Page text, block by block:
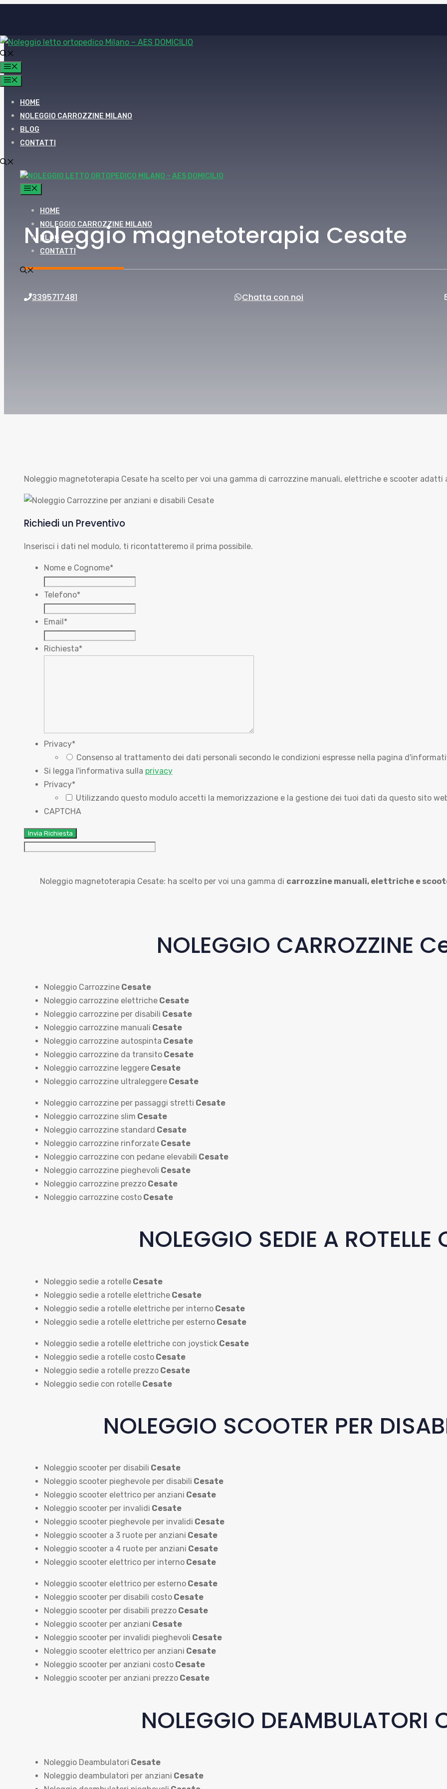
contenuto
HOME
NOLEGGIO CARROZZINE MILANO
BLOG
CONTATTI
HOME
NOLEGGIO CARROZZINE MILANO
BLOG
CONTATTI
Noleggio magnetoterapia Cesate
3395717481 Chatta con noi
Noleggio magnetoterapia Cesate ha scelto per voi una gamma di carrozzine manuali, elettriche e scooter adatti
Richiedi un Preventivo
Inserisci i dati nel modulo, ti ricontatteremo il prima possibile.
Nome e Cognome*
Telefono*
Email *
Richiesta*
Privacy*
Consenso al trattamento dei dati personali secondo le condizioni espresse nella pagina
Si legga l'informativa sulla privacy
Privacy*
Utilizzando questo modulo accetti la memorizzazione e la gestione dei tuoi dati da questo sito
CAPTCHA
Noleggio magnetoterapia Cesate: ha scelto per voi una gamma di carrozzine manuali, elettriche e
NOLEGGIO CARROZZINE
Noleggio Carrozzine Cesate
Noleggio carrozzine elettriche Cesate
Noleggio carrozzine per disabili Cesate
Noleggio carrozzine manuali Cesate
Noleggio carrozzine autospinta Cesate
Noleggio carrozzine da transito Cesate
Noleggio carrozzine leggere Cesate
Noleggio carrozzine ultraleggere Cesate
Noleggio carrozzine per passaggi stretti Cesate
Noleggio carrozzine slim Cesate
Noleggio carrozzine standard Cesate
Noleggio carrozzine rinforzate Cesate
Noleggio carrozzine con pedane elevabili Cesate
Noleggio carrozzine pieghevoli Cesate
Noleggio carrozzine prezzo Cesate
Noleggio carrozzine costo Cesate
NOLEGGIO SEDIE A
Noleggio sedie a rotelle Cesate
Noleggio sedie a rotelle elettriche Cesate
Noleggio sedie a rotelle elettriche per interno Cesate
Noleggio sedie a rotelle elettriche per esterno Cesate
Noleggio sedie a rotelle elettriche con joystick Cesate
Noleggio sedie a rotelle costo Cesate
Noleggio sedie a rotelle prezzo Cesate
Noleggio sedie con rotelle Cesate
NOLEGGIO SCOOTER PER
Noleggio scooter per disabili Cesate
Noleggio scooter pieghevole per disabili Cesate
Noleggio scooter elettrico per anziani Cesate
Noleggio scooter per invalidi Cesate
Noleggio scooter pieghevole per invalidi Cesate
Noleggio scooter a 3 ruote per anziani Cesate
Noleggio scooter a 4 ruote per anziani Cesate
Noleggio scooter elettrico per interno Cesate
Noleggio scooter elettrico per esterno Cesate
Noleggio scooter per disabili costo Cesate
Noleggio scooter per disabili prezzo Cesate
Noleggio scooter per anziani Cesate
Noleggio scooter per invalidi pieghevoli Cesate
Noleggio scooter elettrico per anziani Cesate
Noleggio scooter per anziani costo Cesate
Noleggio scooter per anziani prezzo Cesate
NOLEGGIO DEAMBULATORI
Noleggio Deambulatori Cesate
Noleggio deambulatori per anziani Cesate